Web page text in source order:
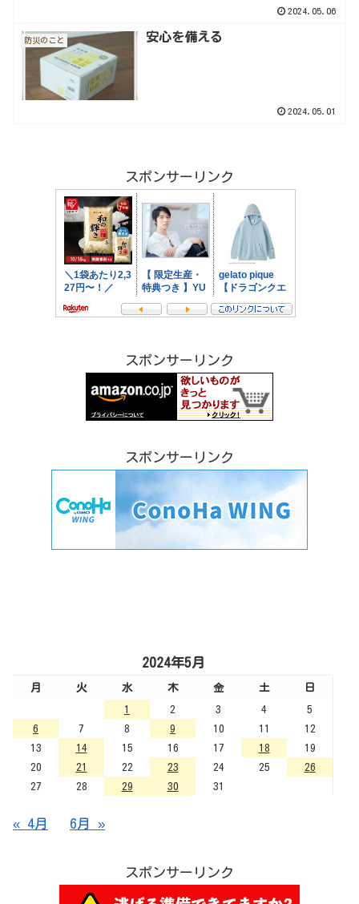
2024.05.06
防災のこと 安心を備える
2024.05.01
スポンサーリンク
スポンサーリンク
スポンサーリンク
2024年5月
月 火 水 木 金 土
日
1
2 3 4
5
6
7 8 9 10 11
12
13
14 15 16 17 18
19
20
21 22 23 24 25
26
27
28 29 30 31
« 4月 6月 »
スポンサーリンク